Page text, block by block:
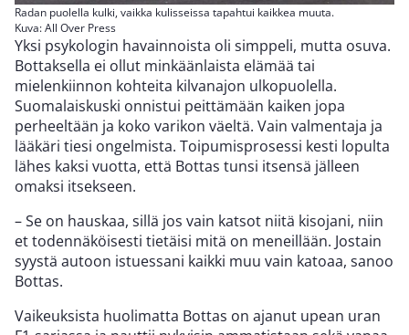
Radan puolella kulki, vaikka kulisseissa tapahtui kaikkea muuta.
Kuva: All Over Press
Yksi psykologin havainnoista oli simppeli, mutta osuva.
Bottaksella ei ollut minkäänlaista elämää tai
mielenkiinnon kohteita kilvanajon ulkopuolella.
Suomalaiskuski onnistui peittämään kaiken jopa
perheeltään ja koko varikon väeltä. Vain valmentaja ja
lääkäri tiesi ongelmista. Toipumisprosessi kesti lopulta
lähes kaksi vuotta, että Bottas tunsi itsensä jälleen
omaksi itsekseen.
– Se on hauskaa, sillä jos vain katsot niitä kisojani, niin
et todennäköisesti tietäisi mitä on meneillään. Jostain
syystä autoon istuessani kaikki muu vain katoaa, sanoo
Bottas.
Vaikeuksista huolimatta Bottas on ajanut upean uran